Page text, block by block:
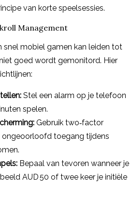
van korte speelsessies.
Management
snel mobiel gamen kan leiden tot
goed wordt gemonitord. Hier
Stel een alarm op je telefoon
spelen.
Gebruik two‑factor
toegang tijdens
Bepaal van tevoren wanneer je
AUD 50 of twee keer je initiële